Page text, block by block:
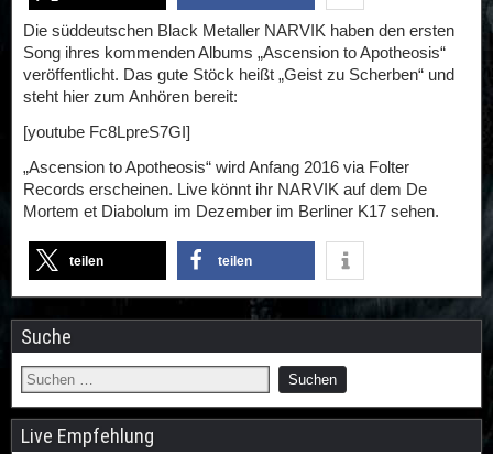
Die süddeutschen Black Metaller NARVIK haben den ersten
Song ihres kommenden Albums „Ascension to Apotheosis“
veröffentlicht. Das gute Stöck heißt „Geist zu Scherben“ und
steht hier zum Anhören bereit:
[youtube Fc8LpreS7GI]
„Ascension to Apotheosis“ wird Anfang 2016 via Folter
Records erscheinen. Live könnt ihr NARVIK auf dem De
Mortem et Diabolum im Dezember im Berliner K17 sehen.
teilen teilen
Suche
Live Empfehlung